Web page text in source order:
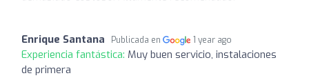
Enrique Santana Publicada en 1 year ago
Experiencia fantástica: Muy buen servicio, instalaciones
de primera